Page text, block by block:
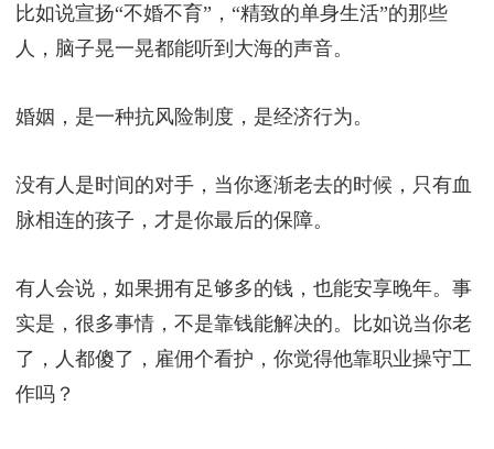
比如说宣扬“不婚不育”，“精致的单身生活”的那些
人，脑子晃一晃都能听到大海的声音。
婚姻，是一种抗风险制度，是经济行为。
没有人是时间的对手，当你逐渐老去的时候，只有血
脉相连的孩子，才是你最后的保障。
有人会说，如果拥有足够多的钱，也能安享晚年。事
实是，很多事情，不是靠钱能解决的。比如说当你老
了，人都傻了，雇佣个看护，你觉得他靠职业操守工
作吗？